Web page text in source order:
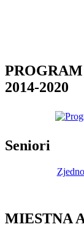
2014-2020
Seniori
MIESTNA